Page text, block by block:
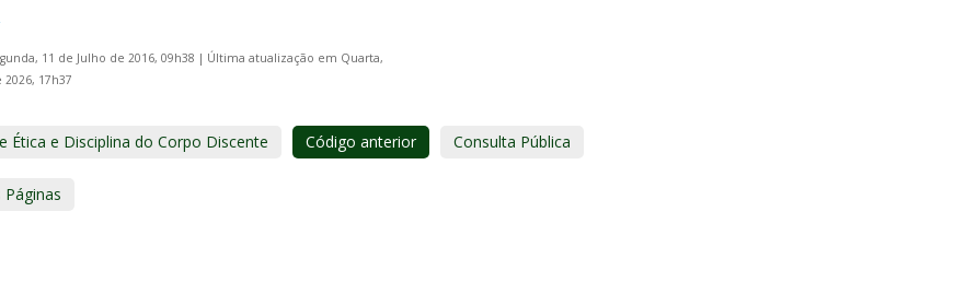
11 de Julho de 2016, 09h38 | Última atualização em Quarta,
17h37
Ética e Disciplina do Corpo Discente Código anterior Consulta Pública